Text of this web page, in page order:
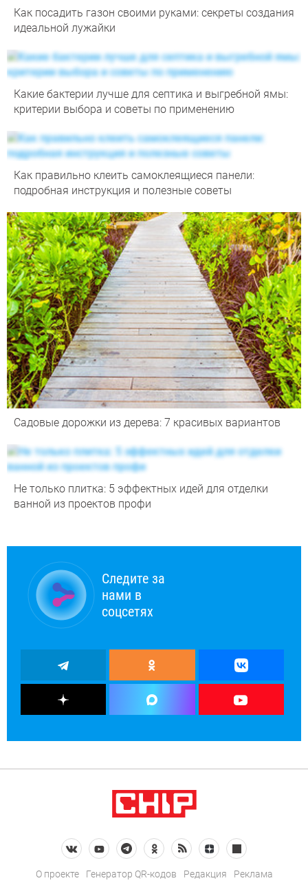
Как посадить газон своими руками: секреты создания
идеальной лужайки
Какие бактерии лучше для септика и выгребной ямы:
критерии выбора и советы по применению
Как правильно клеить самоклеящиеся панели:
подробная инструкция и полезные советы
Садовые дорожки из дерева: 7 красивых вариантов
Не только плитка: 5 эффектных идей для отделки
ванной из проектов профи
Следите за
нами в
соцсетях
О проекте Генератор QR-кодов Редакция
Реклама